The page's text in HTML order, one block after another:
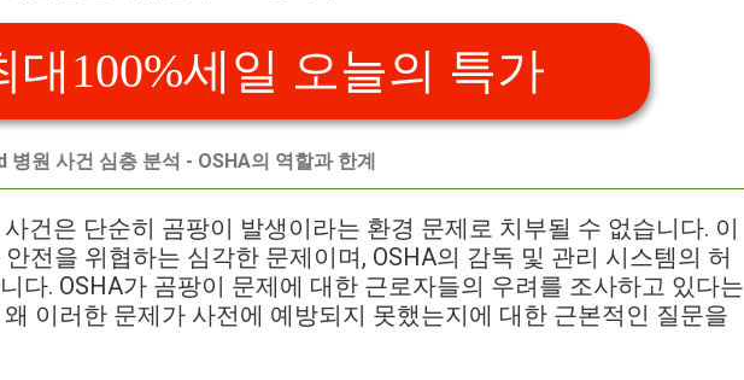
대100%세일 오늘의 특가
원 사건 심층 분석 - OSHA의 역할과 한계
건은 단순히 곰팡이 발생이라는 환경 문제로 치부될 수 없습니다. 이
전을 위협하는 심각한 문제이며, OSHA의 감독 및 관리 시스템의 허
다. OSHA가 곰팡이 문제에 대한 근로자들의 우려를 조사하고 있다는
이러한 문제가 사전에 예방되지 못했는지에 대한 근본적인 질문을